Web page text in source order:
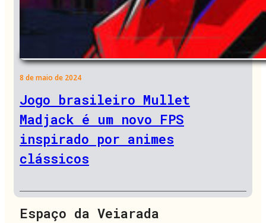
8 de maio de 2024
Jogo brasileiro Mullet
Madjack é um novo FPS
inspirado por animes
clássicos
Espaço da Veiarada